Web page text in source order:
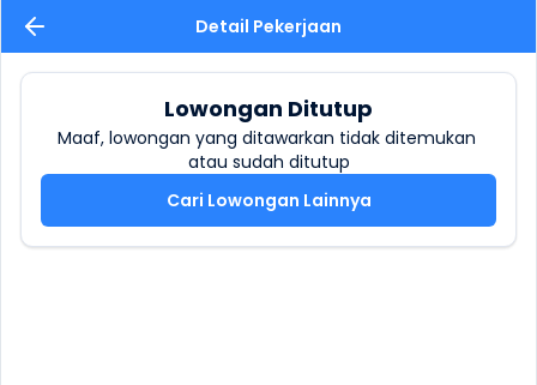
Detail Pekerjaan
Lowongan Ditutup
Maaf, lowongan yang ditawarkan tidak ditemukan
atau sudah ditutup
Cari Lowongan Lainnya